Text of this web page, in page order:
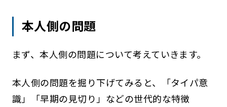
本人側の問題
まず、本人側の問題について考えていきます。
本人側の問題を掘り下げてみると、「タイパ意
識」「早期の見切り」などの世代的な特徴